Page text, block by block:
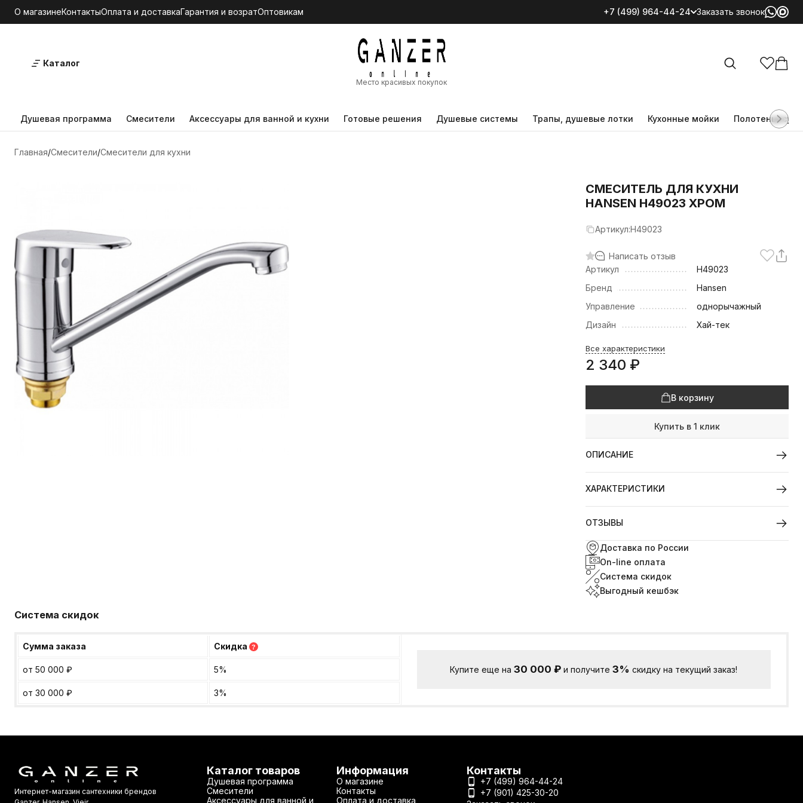
О магазинеКонтактыОплата и доставкаГарантия и возратОптовикам +7 (499) 964-44-24 Заказать звонок
Каталог
Место красивых покупок
Душевая программа Смесители Аксессуары для ванной и кухни Готовые решения Душевые системы Трапы, душевые лотки Кухонные мойки
Главная Смесители Смесители для кухни
CМЕСИТЕЛЬ ДЛЯ КУХНИ
HANSEN H49023 ХРОМ
Артикул:H49023
Написать отзыв
Артикул
H49023
Бренд
Hansen
Управление
однорычажный
Дизайн
Хай-тек
Все характеристики
2 340 ₽
В корзину
Купить в 1 клик
ОПИСАНИЕ
ХАРАКТЕРИСТИКИ
ОТЗЫВЫ
Доставка по России
On-line оплата
Система скидок
Выгодный кешбэк
Система скидок
Сумма заказа Скидка ?
от 50 000 ₽ 5%
от 30 000 ₽ 3%
Купите еще на30 000₽ и получите3% скидку на текущий заказ!
Интернет-магазин сантехники брендов
Каталог товаров
Душевая программа
Смесители
Аксессуары для ванной и
Информация
О магазине
Контакты
Оплата и доставка
Контакты
+7 (499) 964-44-24
+7 (901) 425-30-20